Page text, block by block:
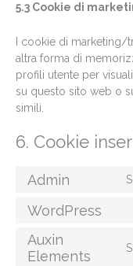
5.3 Cookie di
I cookie di
altra forma di
profili utente per
su questo sito web o
simili.
6. Cookie
Admin
WordPress
Auxin
Elements